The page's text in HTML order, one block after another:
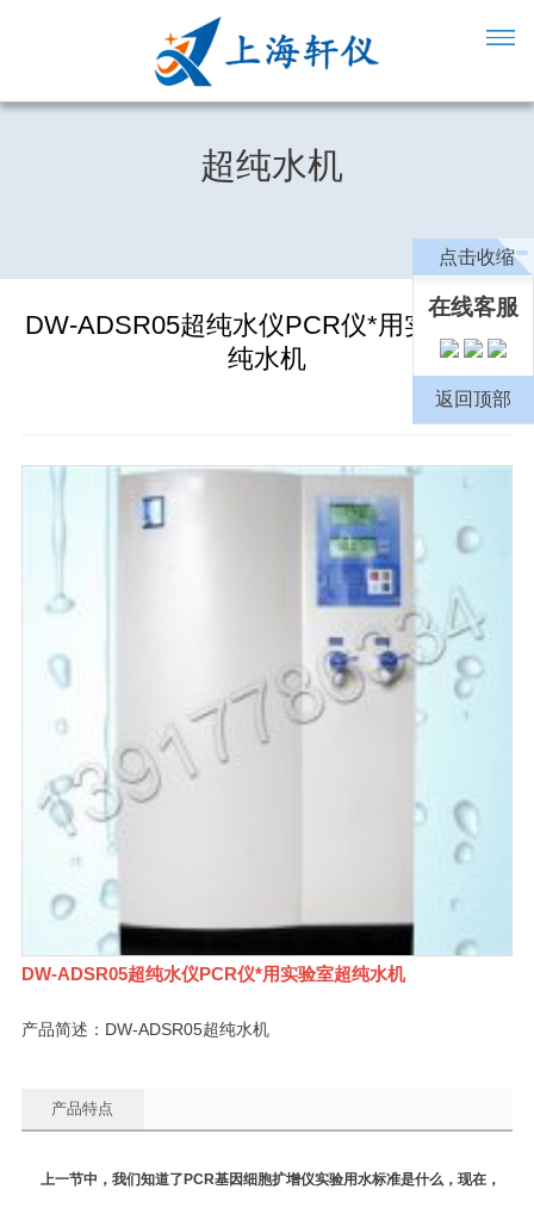
超纯水机
DW-ADSR05超纯水仪PCR仪*用实验室超
纯水机
DW-ADSR05超纯水仪PCR仪*用实验室超纯水机
产品简述：DW-ADSR05超纯水机
产品特点
上一节中，我们知道了 PCR基因细胞扩增仪实验用水标准是什么，现在，
点击收缩
在线客服
返回顶部